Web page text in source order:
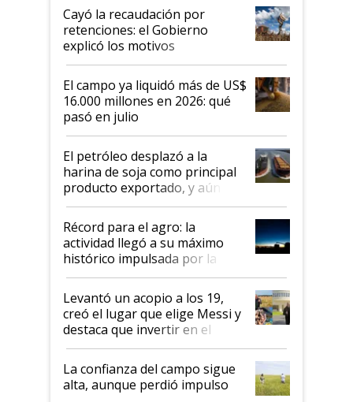
habló del financiamiento al IPCVA
Cayó la recaudación por
retenciones: el Gobierno
explicó los motivos
El campo ya liquidó más de US$
16.000 millones en 2026: qué
pasó en julio
El petróleo desplazó a la
harina de soja como principal
producto exportado, y aún así
el agro aportó casi seis de cada
diez dólares y sostuvo el
liderazgo en un semestre
récord
Récord para el agro: la
actividad llegó a su máximo
histórico impulsada por la
cosecha y las exportaciones
Levantó un acopio a los 19,
creó el lugar que elige Messi y
destaca que invertir en el
kirchnerismo era como "darle
plata a un hijo para droga":
Juan Félix Rossetti, el libertario
que de una dura crisis salió
La confianza del campo sigue
alta, aunque perdió impulso